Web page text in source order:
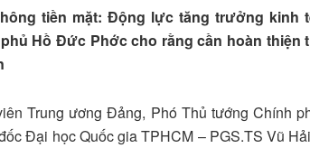
tiền mặt: Động lực tăng trưởng kinh
Hồ Đức Phớc cho rằng cần hoàn thiện
Trung ương Đảng, Phó Thủ tướng Chính
Đại học Quốc gia TPHCM – PGS.TS Vũ